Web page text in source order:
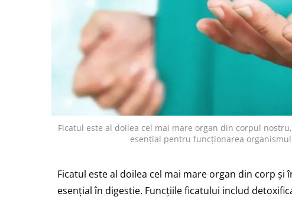
Ficatul este al doilea cel mai mare organ din corpul
esențial pentru funcționarea
Ficatul este al doilea cel mai mare organ din corp
esențial în digestie. Funcțiile ficatului includ